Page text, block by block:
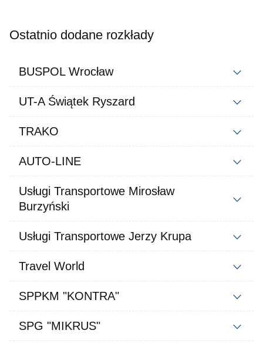
Ostatnio dodane rozkłady
BUSPOL Wrocław
UT-A Świątek Ryszard
TRAKO
AUTO-LINE
Usługi Transportowe Mirosław
Burzyński
Usługi Transportowe Jerzy Krupa
Travel World
SPPKM "KONTRA"
SPG "MIKRUS"